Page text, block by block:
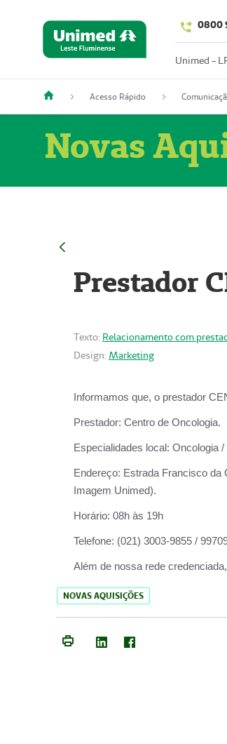
0800
Unimed -
Acesso Rápido
Novas
Prestador
Texto: Relacionamento com
Design: Marketing
Informamos que, o prestador
Prestador: Centro de Oncologia.
Especialidades local: Oncologia /
Endereço: Estrada Francisco da
Imagem Unimed).
Horário: 08h às 19h
Telefone: (021) 3003-9855 /
Além de nossa rede
NOVAS AQUISIÇÕES